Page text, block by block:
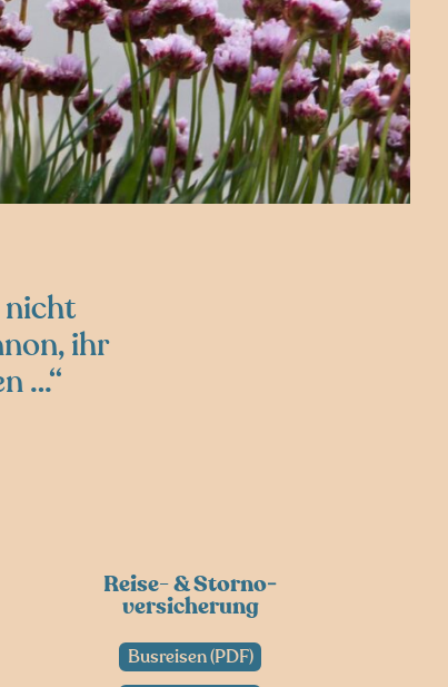
nicht
ihr
…
Reise- & Storno­
versicherung
Busreisen (PDF)